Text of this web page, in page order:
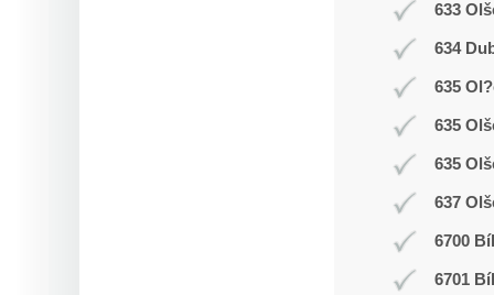
633
634
635
635
635
637
6700
6701